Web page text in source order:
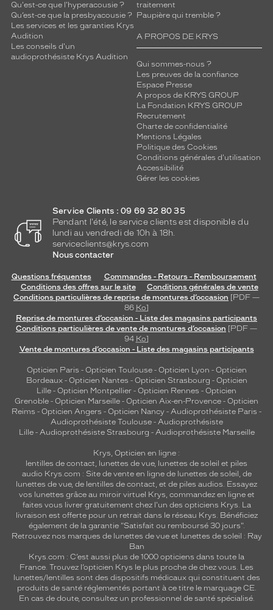
Qu'est-ce que l'hyperacousie ?
Qu’est-ce que la presbyacousie ?
Les services et les garanties Krys
Audition
Les conseils d'un
audioprothésiste Krys Audition
traitement
Paupière qui tremble ?
A PROPOS DE KRYS
Qui sommes-nous ?
Les preuves de la confiance
Espace Presse
A propos de KRYS GROUP
La Fondation KRYS GROUP
Recrutement
Charte de confidentialité
Mentions Légales
Politique des Cookies
Conditions générales d'utilisation
Accessibilité
Gérer les cookies
Service Clients : 09 69 32 80 35
Pendant l'été, le service clients est disponible du
lundi au vendredi de 10h à 18h.
serviceclients@krys.com
Nous contacter
Questions fréquentes
Commandes - Retours - Remboursement
Conditions des offres sur le site
Conditions générales de vente
Conditions particulières de reprise de montures d’occasion [PDF —
86 Ko]
Reprise de montures d’occasion - Liste des magasins participants
Conditions particulières de vente de montures d’occasion [PDF —
94 Ko]
Vente de montures d’occasion - Liste des magasins participants
Opticien Paris - Opticien Toulouse- Opticien Lyon - Opticien
Bordeaux- Opticien Nantes - Opticien Strasbourg - Opticien
Lille - Opticien Montpellier - Opticien Rennes - Opticien
Grenoble - Opticien Marseille - Opticien Aix-en-Provence - Opticien
Reims - Opticien Angers - Opticien Nancy - Audioprothésiste Paris -
Audioprothésiste Toulouse- Audioprothésiste
Lille- Audioprothésiste Strasbourg - Audioprothésiste Marseille
Krys, Opticien en ligne :
lentilles de contact, lunettes de vue, lunettes de soleil et piles
audio Krys.com : Site de vente en ligne de lunettes de soleil, de
lunettes de vue, de lentilles de contact, et de piles audios. Essayez
vos lunettes grâce au miroir virtuel Krys, commandez en ligne et
faites vous livrer gratuitement chez l'un des opticiens Krys. La
livraison est offerte pour un retrait dans le réseau Krys. Bénéficiez
également de la garantie "Satisfait ou remboursé 30 jours".
Retrouvez nos marques de lunettes de vue et lunettes de soleil : Ray
Ban
Krys.com : C’est aussi plus de 1000 opticiens dans toute la
France. Trouvez l’opticien Krys le plus proche de chez vous. Les
lunettes/lentilles sont des dispositifs médicaux qui constituent des
produits de santé réglementés portant à ce titre le marquage CE.
En cas de doute, consultez un professionnel de santé spécialisé.